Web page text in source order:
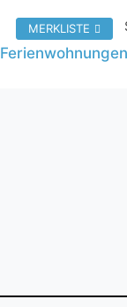
Ferienwohnungen
MERKLISTE